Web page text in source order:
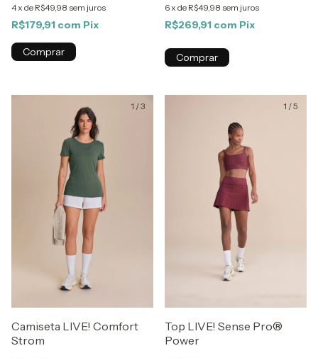
4x de R$49,98 sem juros
R$179,91 com Pix
Comprar
6x de R$49,98 sem juros
R$269,91 com Pix
Comprar
1 /3
Camiseta LIVE! Comfort
Strom
1 /5
Top LIVE! Sense Pro®
Power